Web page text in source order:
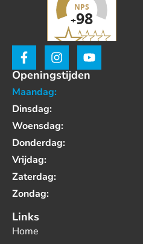
Openingstijden
Maandag:
Dinsdag:
Woensdag:
Donderdag:
Vrijdag:
Zaterdag:
Zondag:
Links
Home